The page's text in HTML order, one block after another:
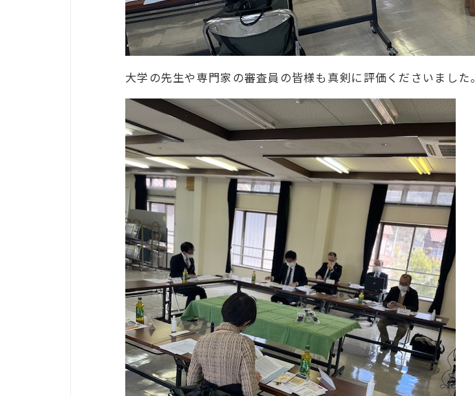
大学の先生や専門家の審査員の皆様も真剣に評価くださいました。